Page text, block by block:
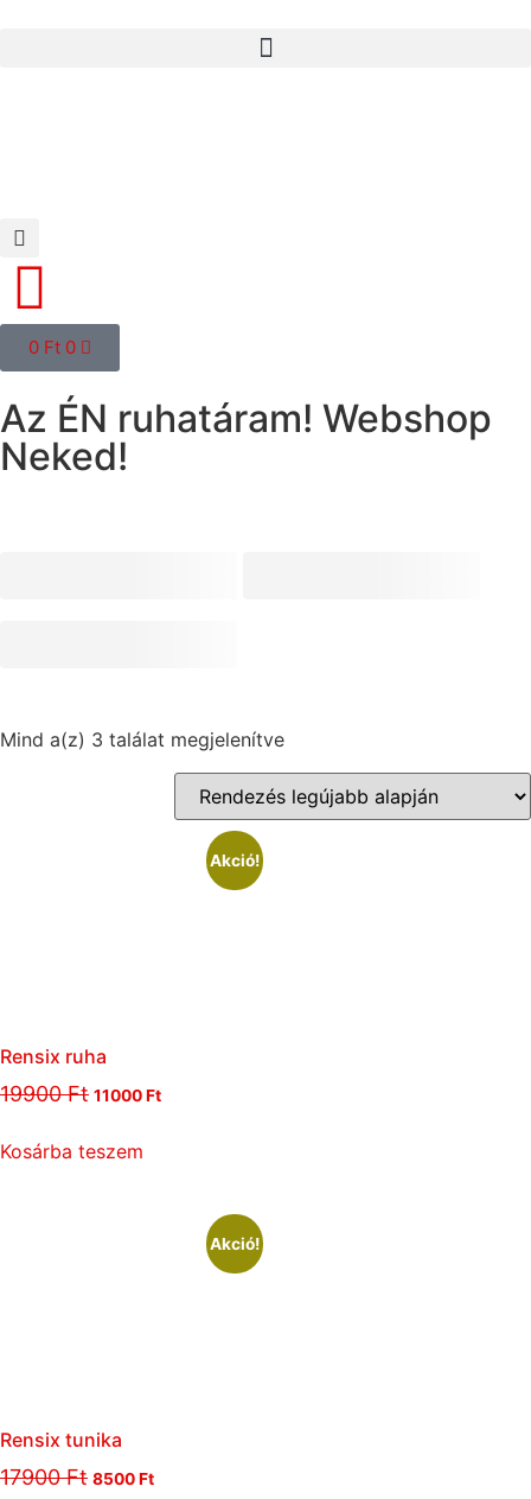
0 Ft 0
Az ÉN ruhatáram! Webshop
Neked!
Mind a(z) 3 találat megjelenítve
Akció!
Rensix ruha
19900Ft 11000Ft
Kosárba teszem
Akció!
Rensix tunika
17900Ft 8500Ft